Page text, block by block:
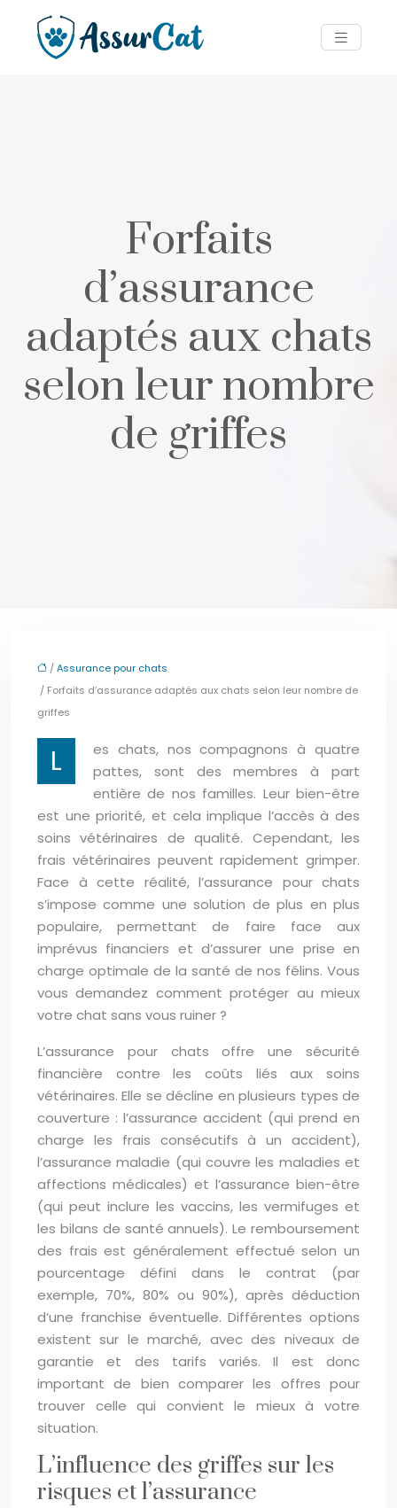
Forfaits
d’assurance
adaptés aux chats
selon leur nombre
de griffes
/Assurance pour chats
/ Forfaits d’assurance adaptés aux chats selon leur nombre de
griffes
L
es chats, nos compagnons à quatre
pattes, sont des membres à part
entière de nos familles. Leur bien-être
est une priorité, et cela implique l’accès à des
soins vétérinaires de qualité. Cependant, les
frais vétérinaires peuvent rapidement grimper.
Face à cette réalité, l’assurance pour chats
s’impose comme une solution de plus en plus
populaire, permettant de faire face aux
imprévus financiers et d’assurer une prise en
charge optimale de la santé de nos félins. Vous
vous demandez comment protéger au mieux
votre chat sans vous ruiner ?
L’assurance pour chats offre une sécurité
financière contre les coûts liés aux soins
vétérinaires. Elle se décline en plusieurs types de
couverture : l’assurance accident (qui prend en
charge les frais consécutifs à un accident),
l’assurance maladie (qui couvre les maladies et
affections médicales) et l’assurance bien-être
(qui peut inclure les vaccins, les vermifuges et
les bilans de santé annuels). Le remboursement
des frais est généralement effectué selon un
pourcentage défini dans le contrat (par
exemple, 70%, 80% ou 90%), après déduction
d’une franchise éventuelle. Différentes options
existent sur le marché, avec des niveaux de
garantie et des tarifs variés. Il est donc
important de bien comparer les offres pour
trouver celle qui convient le mieux à votre
situation.
L’influence des griffes sur les
risques et l’assurance